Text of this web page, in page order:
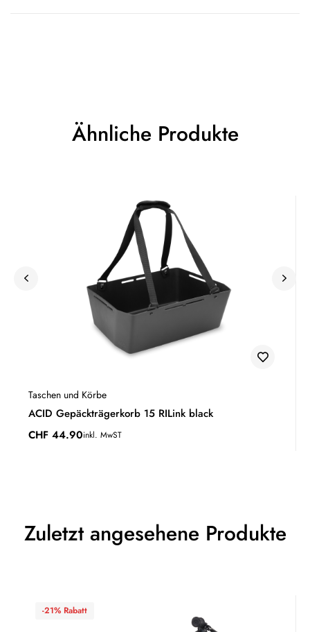
Ähnliche Produkte
Taschen und Körbe
ACID Gepäckträgerkorb 15 RILink black
CHF 44.90inkl. MwST
Zuletzt angesehene Produkte
-21% Rabatt